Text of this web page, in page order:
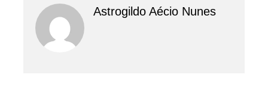
Astrogildo Aécio Nunes